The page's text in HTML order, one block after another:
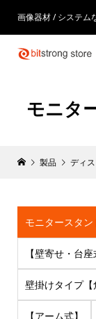
画像器材 / システム
モニタ
製品 ディ
モニタースタ
【壁寄せ・台座
壁掛けタイプ【
【アーム式】